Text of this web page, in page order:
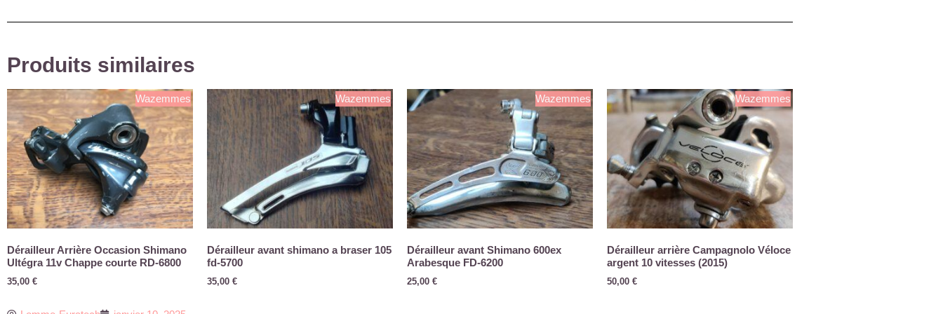
Produits similaires
Wazemmes
Dérailleur Arrière Occasion Shimano
Ultégra 11v Chappe courte RD-6800
35,00 €
Wazemmes
Dérailleur avant shimano a braser 105
fd-5700
35,00 €
Wazemmes
Dérailleur avant Shimano 600ex
Arabesque FD-6200
25,00 €
Wazemmes
Dérailleur arrière Campagnolo Véloce
argent 10 vitesses (2015)
50,00 €